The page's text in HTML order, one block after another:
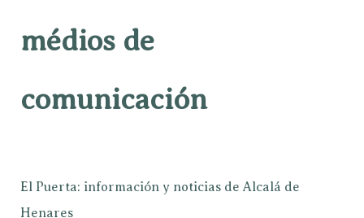
médios de
comunicación
El Puerta: información y noticias de Alcalá de
Henares